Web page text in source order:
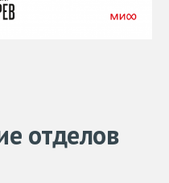
отделов